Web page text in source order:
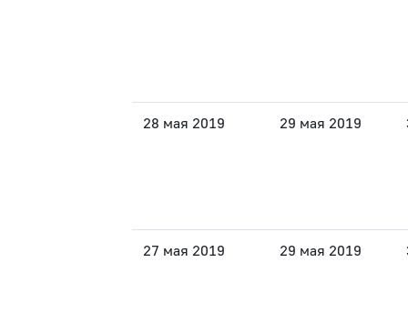
28 мая 2019 29 мая 2019
27 мая 2019 29 мая 2019